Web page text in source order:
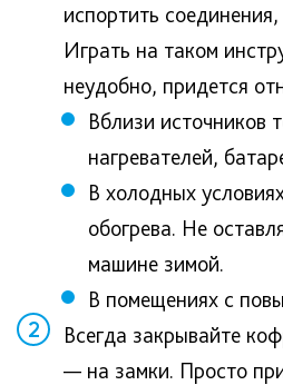
испортить
Играть на таком
неудобно, придется
Вблизи источников
нагревателей,
В холодных
обогрева. Не
машине зимой.
В помещениях с
2
Всегда закрывайте
— на замки. Просто